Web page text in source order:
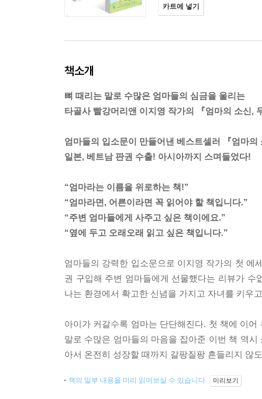
카트에 넣기
책소개
뼈 때리는 말로 수많은 엄마들의 심금을 울리는
타골사 빨강머리앤 이지영 작가의 『엄마의 소신,
엄마들의 입소문이 만들어낸 베스트셀러 『엄마의
일본, 베트남 판권 수출! 아시아까지 스며들었다!
“엄마라는 이름을 위로하는 책!”
“엄마라면, 어른이라면 꼭 읽어야 할 책입니다.”
“주변 엄마들에게 사주고 싶은 책이에요.”
“옆에 두고 오래오래 읽고 싶은 책입니다.”
엄마들의 강력한 입소문으로 이지영 작가의 첫 에
권 구입해 주변 엄마들에게 선물했다는 리뷰가
나는 환경에서 확고한 신념을 가지고 자녀를 키우
아이가 커갈수록 엄마는 단단해진다. 첫 책에 이
말로 수많은 엄마들의 마음을 잡아준 이번 책 역
아서 온전히 성장할 때까지 갈팡질팡 흔들리지 않
책의 일부 내용을 미리 읽어보실 수 있습니다. 미리보기